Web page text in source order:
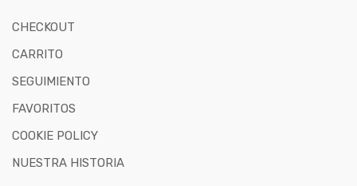
CHECKOUT
CARRITO
SEGUIMIENTO
FAVORITOS
COOKIE POLICY
NUESTRA HISTORIA